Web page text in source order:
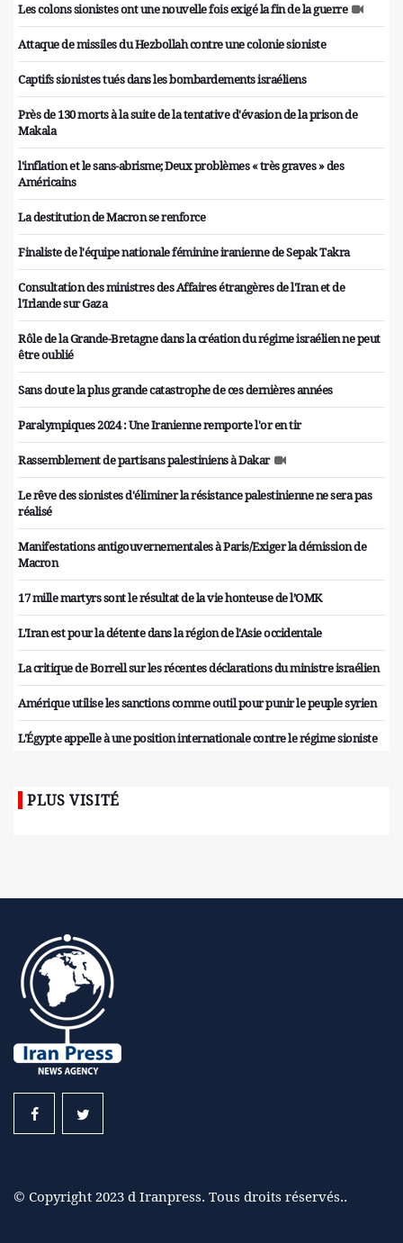
Les colons sionistes ont une nouvelle fois exigé la fin de la guerre
Attaque de missiles du Hezbollah contre une colonie sioniste
Captifs sionistes tués dans les bombardements israéliens
Près de 130 morts à la suite de la tentative d'évasion de la prison de
Makala
l'inflation et le sans-abrisme; Deux problèmes « très graves » des
Américains
La destitution de Macron se renforce
Finaliste de l'équipe nationale féminine iranienne de Sepak Takra
Consultation des ministres des Affaires étrangères de l'Iran et de
l'Irlande sur Gaza
Rôle de la Grande-Bretagne dans la création du régime israélien ne peut
être oublié
Sans doute la plus grande catastrophe de ces dernières années
Paralympiques 2024 : Une Iranienne remporte l'or en tir
Rassemblement de partisans palestiniens à Dakar
Le rêve des sionistes d'éliminer la résistance palestinienne ne sera pas
réalisé
Manifestations antigouvernementales à Paris/Exiger la démission de
Macron
17 mille martyrs sont le résultat de la vie honteuse de l’OMK
L'Iran est pour la détente dans la région de l'Asie occidentale
La critique de Borrell sur les récentes déclarations du ministre israélien
Amérique utilise les sanctions comme outil pour punir le peuple syrien
L'Égypte appelle à une position internationale contre le régime sioniste
PLUS VISITÉ
© Copyright 2023 d Iranpress. Tous droits réservés..